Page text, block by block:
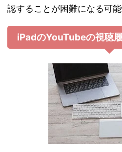
認することが困難になる可能
iPadのYouTubeの視聴